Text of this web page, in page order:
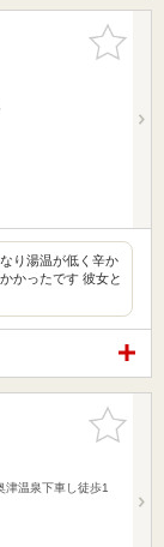
お気に入
りに追加
り湯温が低く辛か
かったです 彼女と
お気に入
りに追加
津温泉下車し徒歩1